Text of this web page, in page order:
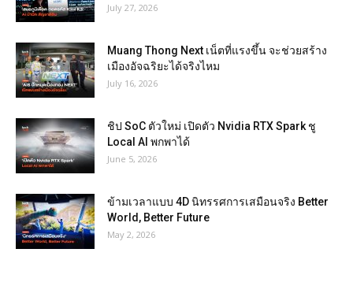
July 27, 2026
Muang Thong Next เน็ตที่แรงขึ้น จะช่วยสร้าง
เมืองอัจฉริยะได้จริงไหม
July 16, 2026
ชิป SoC ตัวใหม่ เปิดตัว Nvidia RTX Spark ชู
Local AI พกพาได้
June 5, 2026
ข้ามเวลาแบบ 4D นิทรรศการเสมือนจริง Better
World, Better Future
May 2, 2026